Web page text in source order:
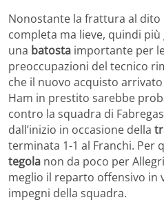
Nonostante la frattura al dito
completa ma lieve, quindi
una batosta importante per
preoccupazioni del tecnico
che il nuovo acquisto
Ham in prestito sarebbe
contro la squadra di
dall’inizio in occasione della
terminata 1-1 al Franchi. Per
tegola non da poco per
meglio il reparto offensivo in
impegni della squadra.